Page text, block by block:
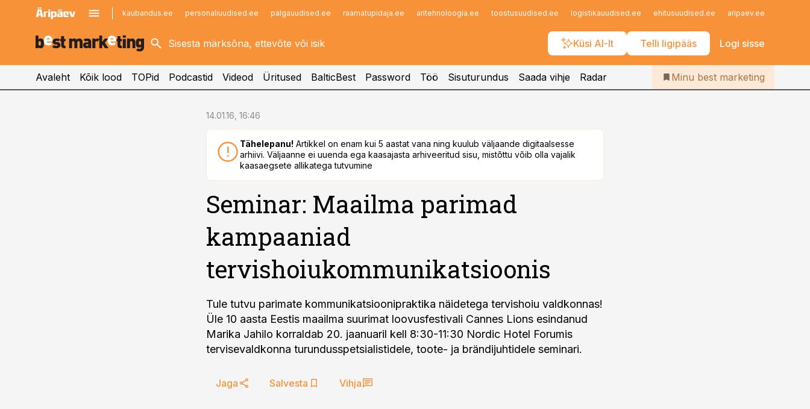
kaubandus.ee personaliuudised.ee palgauudised.ee raamatupidaja.ee aritehnoloogia.ee toostusuudised.ee logistikauudised.ee ehitusuudised.ee aripaev.ee
Küsi AI-lt Telli ligipääs Logi sisse
kinnisvarauudised.ee
logistikauudised.ee
imelineajalugu.ee
Infopank
Iseteenindus
Telli Bestmarketing
Avaleht Kõik lood TOPid Podcastid Videod Üritused BalticBest Password Töö Sisuturundus Saada vihje Radar Minu best marketing
14.01.16, 16:46
Tähelepanu! Artikkel on enam kui 5 aastat vana ning kuulub väljaande digitaalsesse
arhiivi. Väljaanne ei uuenda ega kaasajasta arhiveeritud sisu, mistõttu võib olla vajalik
kaasaegsete allikatega tutvumine
Seminar: Maailma parimad
kampaaniad
tervishoiukommunikatsioonis
Tule tutvu parimate kommunikatsioonipraktika näidetega tervishoiu valdkonnas!
Üle 10 aasta Eestis maailma suurimat loovusfestivali Cannes Lions esindanud
Marika Jahilo korraldab 20. jaanuaril kell 8:30-11:30 Nordic Hotel Forumis
tervisevaldkonna turundusspetsialistidele, toote- ja brändijuhtidele seminari.
Jaga Salvesta Vihja